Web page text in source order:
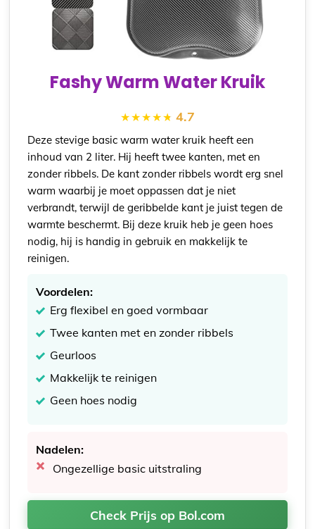
Fashy Warm Water Kruik
4.7
Deze stevige basic warm water kruik heeft een
inhoud van 2 liter. Hij heeft twee kanten, met en
zonder ribbels. De kant zonder ribbels wordt erg snel
warm waarbij je moet oppassen dat je niet
verbrandt, terwijl de geribbelde kant je juist tegen de
warmte beschermt. Bij deze kruik heb je geen hoes
nodig, hij is handig in gebruik en makkelijk te
reinigen.
Voordelen:
Erg flexibel en goed vormbaar
Twee kanten met en zonder ribbels
Geurloos
Makkelijk te reinigen
Geen hoes nodig
Nadelen:
Ongezellige basic uitstraling
Check Prijs op Bol.com